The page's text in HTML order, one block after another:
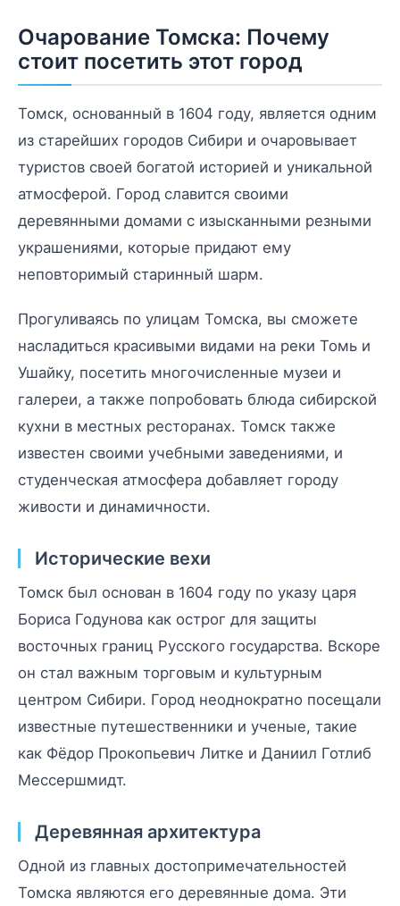
Очарование Томска: Почему
стоит посетить этот город
Томск, основанный в 1604 году, является одним
из старейших городов Сибири и очаровывает
туристов своей богатой историей и уникальной
атмосферой. Город славится своими
деревянными домами с изысканными резными
украшениями, которые придают ему
неповторимый старинный шарм.
Прогуливаясь по улицам Томска, вы сможете
насладиться красивыми видами на реки Томь и
Ушайку, посетить многочисленные музеи и
галереи, а также попробовать блюда сибирской
кухни в местных ресторанах. Томск также
известен своими учебными заведениями, и
студенческая атмосфера добавляет городу
живости и динамичности.
Исторические вехи
Томск был основан в 1604 году по указу царя
Бориса Годунова как острог для защиты
восточных границ Русского государства. Вскоре
он стал важным торговым и культурным
центром Сибири. Город неоднократно посещали
известные путешественники и ученые, такие
как Фёдор Прокопьевич Литке и Даниил Готлиб
Мессершмидт.
Деревянная архитектура
Одной из главных достопримечательностей
Томска являются его деревянные дома. Эти